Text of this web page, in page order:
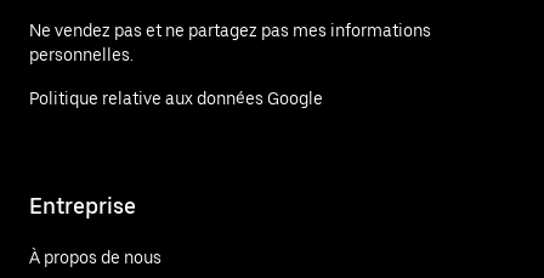
Ne vendez pas et ne partagez pas mes informations
personnelles.
Politique relative aux données Google
Entreprise
À propos de nous